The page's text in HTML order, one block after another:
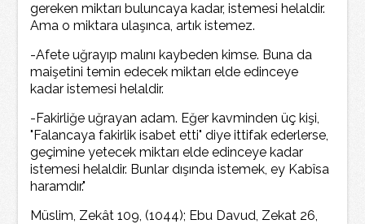
gereken miktarı buluncaya kadar, istemesi helaldir.
Ama o miktara ulaşınca, artık istemez.
-Afete uğrayıp malını kaybeden kimse. Buna da
maişetini temin edecek miktarı elde edinceye
kadar istemesi helaldir.
-Fakirliğe uğrayan adam. Eğer kavminden üç kişi,
"Falancaya fakirlik isabet etti" diye ittifak ederlerse,
geçimine yetecek miktarı elde edinceye kadar
istemesi helaldir. Bunlar dışında istemek, ey Kabîsa
haramdır."
Müslim, Zekât 109, (1044); Ebu Davud, Zekat 26,